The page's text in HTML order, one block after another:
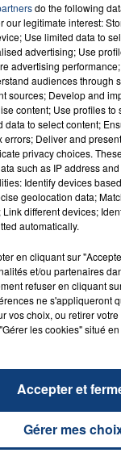
À LENS :
LA VIE ET
immolé par le
et leur
do the following
our legitimate interest:
Use limited data to
advertising; Use
advertising
audiences through
sources; Develop and
content; Use profiles to
data to select content;
errors; Deliver and
privacy choices.
such as IP address
Identify devices
geolocation data;
different devices;
automatically.
en cliquant sur
et/ou partenaires
refuser en cliquant
ne s'appliqueront
vos choix, ou retirer
les cookies" situé
Gérer mes
Accepter et